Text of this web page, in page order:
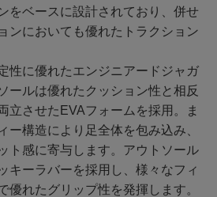
をベースに設計されており、併せ
ンにおいても優れたトラクション
性に優れたエンジニアードジャガ
ールは優れたクッション性と相反
立させたEVAフォームを採用。ま
ー構造により足全体を包み込み、
ト感に寄与します。アウトソール
キーラバーを採用し、様々なフィ
優れたグリップ性を発揮します。